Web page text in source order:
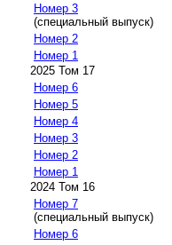
Номер 3
(специальный выпуск)
Номер 2
Номер 1
2025 Том 17
Номер 6
Номер 5
Номер 4
Номер 3
Номер 2
Номер 1
2024 Том 16
Номер 7
(специальный выпуск)
Номер 6